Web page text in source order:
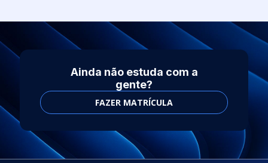
Ainda não estuda com a
gente?
FAZER MATRÍCULA